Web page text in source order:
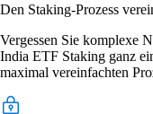
Den Staking-Prozess
Vergessen Sie komplexe
India ETF Staking ganz
maximal vereinfachten